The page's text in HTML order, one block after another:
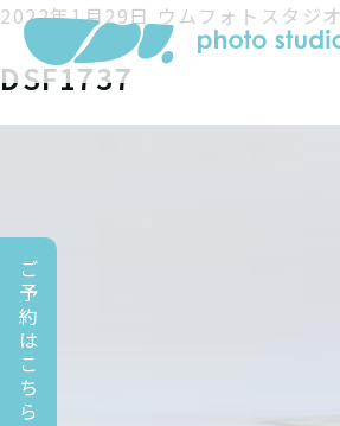
ご
予
約
は
こ
ち
ら
2022年1月29日 ウムフォトスタジオ
DSF1737